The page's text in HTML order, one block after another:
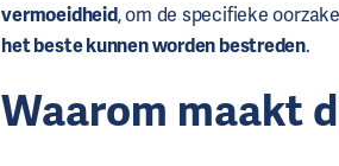
vermoeidheid, om de specifieke
het beste kunnen worden bestreden.
Waarom maakt